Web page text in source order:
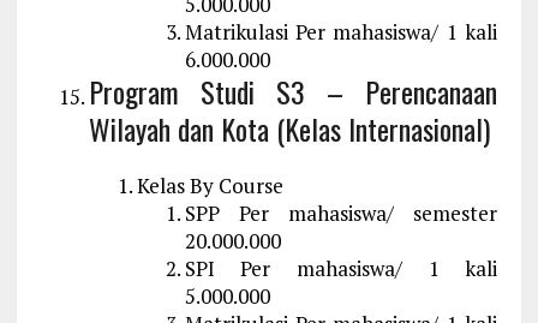
Matrikulasi Per mahasiswa/ 1 kali
6.000.000
Program Studi S3 – Perencanaan
Wilayah dan Kota (Kelas Internasional)
Kelas By Course
SPP Per mahasiswa/ semester
20.000.000
SPI Per mahasiswa/ 1 kali
5.000.000